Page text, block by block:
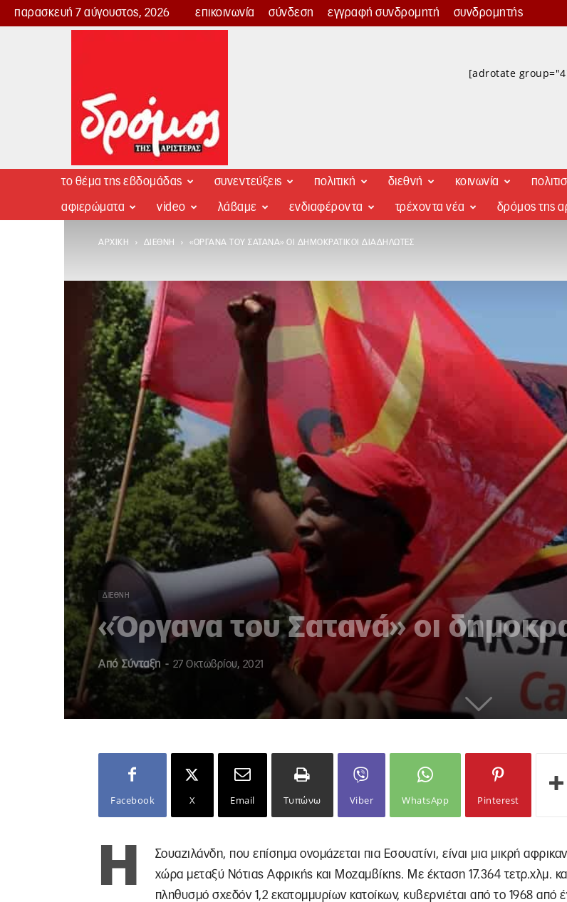
παρασκευή 7 αύγουστος, 2026 επικοινωνία σύνδεση εγγραφή συνδρομητή συνδρομητής
Δρόμος
[adrotate
το θέμα της εβδομάδας συνεντεύξεις πολιτική διεθνή κοινωνία
αφιερώματα video λάβαμε ενδιαφέροντα τρέχοντα νέα δρόμος της
ΑΡΧΙΚΉ ΔΙΕΘΝΉ «ΌΡΓΑΝΑ ΤΟΥ ΣΑΤΑΝΆ» ΟΙ ΔΗΜΟΚΡΑΤΙΚΟΊ ΔΙΑΔΗΛΩΤΈΣ
ΔΙΕΘΝΉ
«Όργανα του Σατανά» οι
Από Σύνταξη - 27 Οκτωβρίου, 2021
Facebook X Email Τυπώνω Viber WhatsApp Pinterest
Η
Σουαζιλάνδη, που επίσημα ονομάζεται πια Εσουατίνι, είναι μια μικρή
χώρα μεταξύ Νότιας Αφρικής και Μοζαμβίκης. Με έκταση 17.364 τετρ.χλμ.
πληθυσμό σχεδόν 1,2 εκατομμυρίων κατοίκων, κυβερνιέται από το 1968 από